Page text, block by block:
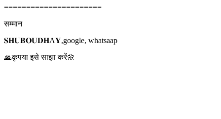
======================
सम्मान
𝐒𝐇𝐔𝐁𝐎𝐔𝐃𝐇A𝐘,google, whatsaap
🙏कृपया इसे साझा करें🌼